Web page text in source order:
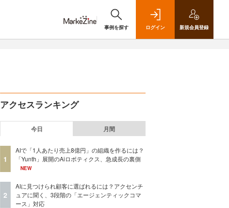
事例を探す ログイン 新規会員登録
アクセスランキング
今日 月間
1
AIで「1人あたり売上8億円」の組織を作るには？
「Yunth」展開のAiロボティクス、急成長の裏側
NEW
2
AIに見つけられ顧客に選ばれるには？アクセンチ
ュアに聞く、3段階の「エージェンティックコマ
ース」対応